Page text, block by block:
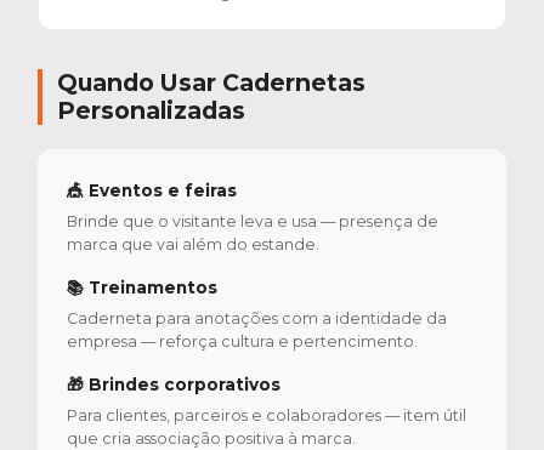
Quando Usar Cadernetas
Personalizadas
🎪 Eventos e feiras
Brinde que o visitante leva e usa — presença de
marca que vai além do estande.
📚 Treinamentos
Caderneta para anotações com a identidade da
empresa — reforça cultura e pertencimento.
🎁 Brindes corporativos
Para clientes, parceiros e colaboradores — item útil
que cria associação positiva à marca.